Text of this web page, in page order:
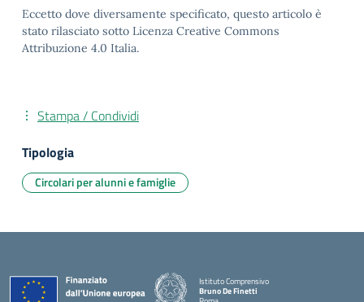
Eccetto dove diversamente specificato, questo articolo è
stato rilasciato sotto Licenza Creative Commons
Attribuzione 4.0 Italia.
Stampa / Condividi
Tipologia
Circolari per alunni e famiglie
Istituto Comprensivo
Bruno De Finetti